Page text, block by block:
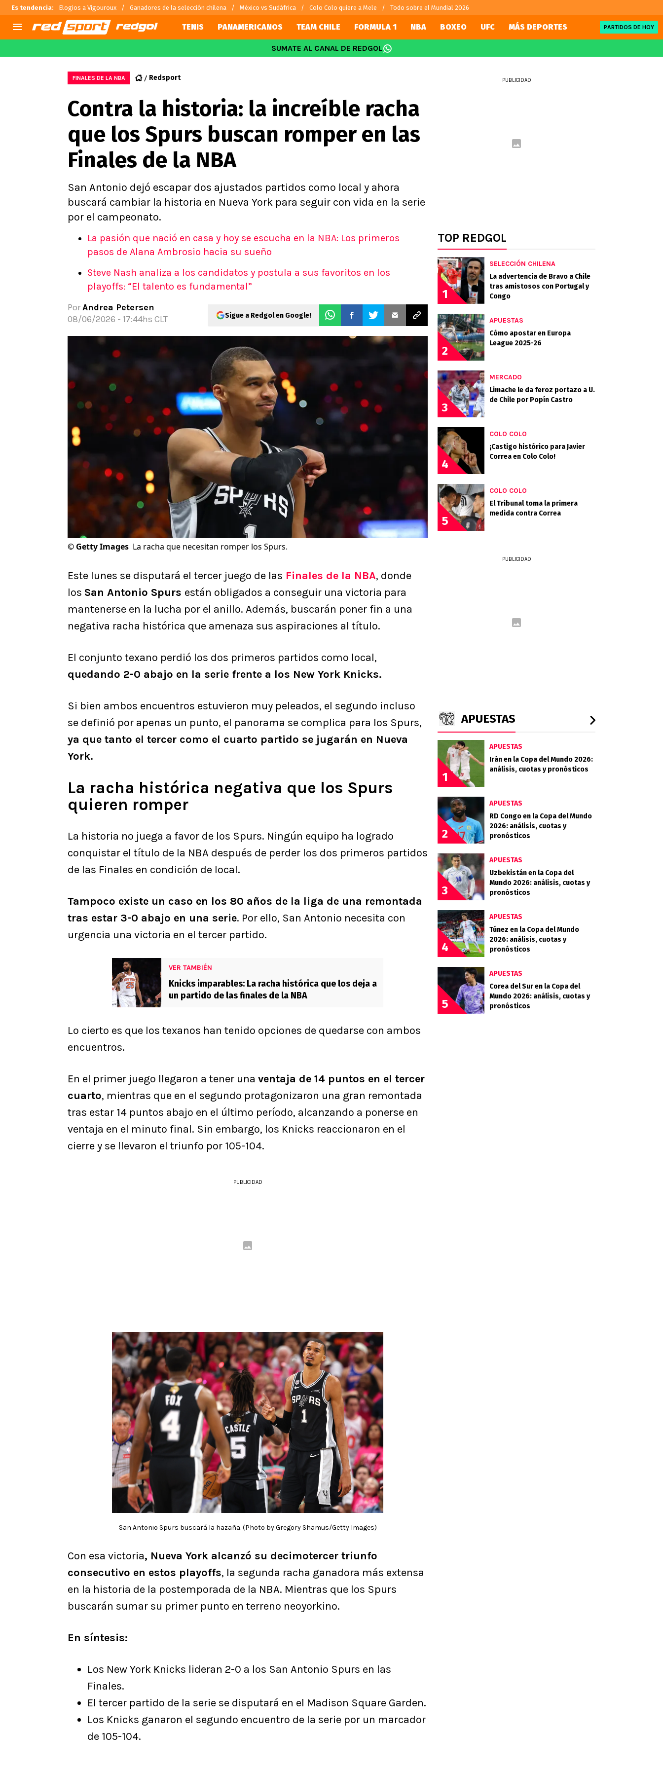
Es tendencia: Elogios a Vigouroux Ganadores de la selección chilena México vs Sudáfrica Colo Colo quiere a Mele Todo sobre el Mundial 2026
Selección Chilena
U de Chile
U Católica
Campeonato Nacional
Primera B
Segunda División
Copa Chile
Supercopa Chile
Campeonato Femenino
Alexis Sánchez
Claudio Bravo
Chilenos por el mundo
Fútbol Argentino
Fútbol Brasileño
Ligue 1
Premier League
Serie A
La Liga
TENIS PANAMERICANOS TEAM CHILE FORMULA 1 NBA BOXEO UFC MÁS DEPORTES PARTIDOS DE HOY
SUMATE AL CANAL DE REDGOL
FINALES DE LA NBA Redsport
Contra la historia: la increíble racha
que los Spurs buscan romper en las
Finales de la NBA
San Antonio dejó escapar dos ajustados partidos como local y ahora
buscará cambiar la historia en Nueva York para seguir con vida en la serie
por el campeonato.
La pasión que nació en casa y hoy se escucha en la NBA: Los primeros
pasos de Alana Ambrosio hacia su sueño
Steve Nash analiza a los candidatos y postula a sus favoritos en los
playoffs: “El talento es fundamental”
PorAndrea Petersen
08/06/2026 - 17:44hs CLT
Sigue a Redgol en Google!
© Getty Images La racha que necesitan romper los Spurs.
Este lunes se disputará el tercer juego de las Finales de la NBA, donde
los San Antonio Spurs están obligados a conseguir una victoria para
mantenerse en la lucha por el anillo. Además, buscarán poner fin a una
negativa racha histórica que amenaza sus aspiraciones al título.
El conjunto texano perdió los dos primeros partidos como local,
quedando 2-0 abajo en la serie frente a los New York Knicks.
Si bien ambos encuentros estuvieron muy peleados, el segundo incluso
se definió por apenas un punto, el panorama se complica para los Spurs,
ya que tanto el tercer como el cuarto partido se jugarán en Nueva
York.
La racha histórica negativa que los Spurs
quieren romper
La historia no juega a favor de los Spurs. Ningún equipo ha logrado
conquistar el título de la NBA después de perder los dos primeros partidos
de las Finales en condición de local.
Tampoco existe un caso en los 80 años de la liga de una remontada
tras estar 3-0 abajo en una serie. Por ello, San Antonio necesita con
urgencia una victoria en el tercer partido.
VER TAMBIÉN
Knicks imparables: La racha histórica que los deja a
un partido de las finales de la NBA
Lo cierto es que los texanos han tenido opciones de quedarse con ambos
encuentros.
En el primer juego llegaron a tener una ventaja de 14 puntos en el tercer
cuarto, mientras que en el segundo protagonizaron una gran remontada
tras estar 14 puntos abajo en el último período, alcanzando a ponerse en
ventaja en el minuto final. Sin embargo, los Knicks reaccionaron en el
cierre y se llevaron el triunfo por 105-104.
PUBLICIDAD
San Antonio Spurs buscará la hazaña. (Photo by Gregory Shamus/Getty Images)
Con esa victoria, Nueva York alcanzó su decimotercer triunfo
consecutivo en estos playoffs, la segunda racha ganadora más extensa
en la historia de la postemporada de la NBA. Mientras que los Spurs
buscarán sumar su primer punto en terreno neoyorkino.
En síntesis:
Los New York Knicks lideran 2-0 a los San Antonio Spurs en las
Finales.
El tercer partido de la serie se disputará en el Madison Square Garden.
Los Knicks ganaron el segundo encuentro de la serie por un marcador
de 105-104.
PUBLICIDAD
TOP REDGOL
1
SELECCIÓN CHILENA
La advertencia de Bravo a Chile
tras amistosos con Portugal y
Congo
2
APUESTAS
Cómo apostar en Europa
League 2025-26
3
MERCADO
Limache le da feroz portazo a U.
de Chile por Popín Castro
4
COLO COLO
¡Castigo histórico para Javier
Correa en Colo Colo!
5
COLO COLO
El Tribunal toma la primera
medida contra Correa
PUBLICIDAD
APUESTAS
1
APUESTAS
Irán en la Copa del Mundo 2026:
análisis, cuotas y pronósticos
2
APUESTAS
RD Congo en la Copa del Mundo
2026: análisis, cuotas y
pronósticos
3
APUESTAS
Uzbekistán en la Copa del
Mundo 2026: análisis, cuotas y
pronósticos
4
APUESTAS
Túnez en la Copa del Mundo
2026: análisis, cuotas y
pronósticos
5
APUESTAS
Corea del Sur en la Copa del
Mundo 2026: análisis, cuotas y
pronósticos